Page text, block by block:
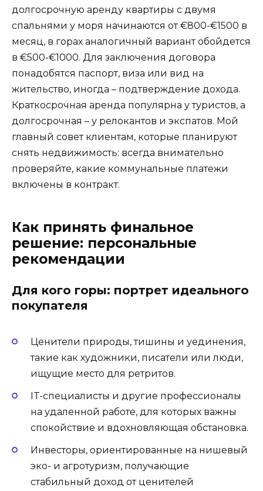
долгосрочную аренду квартиры с двумя
спальнями у моря начинаются от €800-€1500 в
месяц, в горах аналогичный вариант обойдется
в €500-€1000. Для заключения договора
понадобятся паспорт, виза или вид на
жительство, иногда – подтверждение дохода.
Краткосрочная аренда популярна у туристов, а
долгосрочная – у релокантов и экспатов. Мой
главный совет клиентам, которые планируют
снять недвижимость: всегда внимательно
проверяйте, какие коммунальные платежи
включены в контракт.
Как принять финальное
решение: персональные
рекомендации
Для кого горы: портрет идеального
покупателя
Ценители природы, тишины и уединения,
такие как художники, писатели или люди,
ищущие место для ретритов.
IT-специалисты и другие профессионалы
на удаленной работе, для которых важны
спокойствие и вдохновляющая обстановка.
Инвесторы, ориентированные на нишевый
эко- и агротуризм, получающие
стабильный доход от ценителей